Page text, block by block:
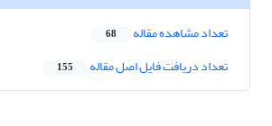
تعداد مشاهده مقاله 68
تعداد دریافت فایل اصل مقاله 155